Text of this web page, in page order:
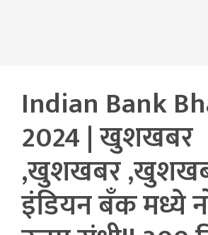
Indian Bank
2024 | खुशखबर
,खुशखबर
इंडियन बँक मध्ये